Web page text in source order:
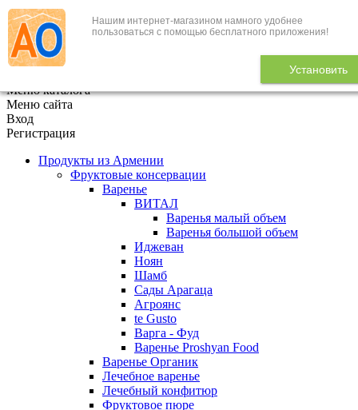
Нашим интернет-магазином намного удобнее
пользоваться с помощью бесплатного приложения!
Установить
+7 (495) 646-888-1
В корзине 0
Меню каталога
Меню сайта
Вход
Регистрация
Продукты из Армении
Фруктовые консервации
Варенье
ВИТАЛ
Варенья малый объем
Варенья большой объем
Иджеван
Ноян
Шамб
Сады Арагаца
Агроянс
te Gusto
Варга - Фуд
Варенье Proshyan Food
Варенье Органик
Лечебное варенье
Лечебный конфитюр
Фруктовое пюре